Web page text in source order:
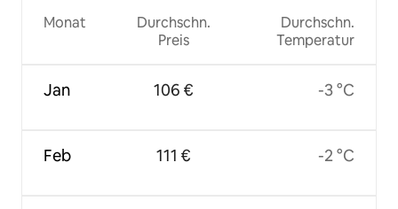
Monat
Jan
Feb
Durchschn.
Preis
106 €
111 €
Durchschn.
Temperatur
-3 °C
-2 °C